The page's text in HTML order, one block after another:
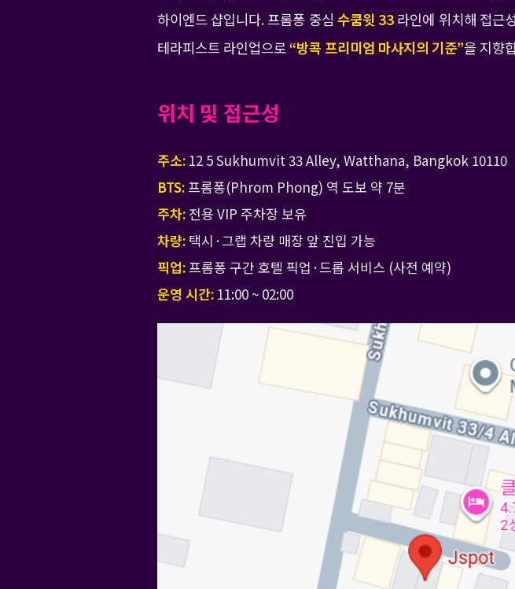
하이엔드 샵입니다. 프롬퐁 중심 수쿰윗 33 라인에 위치해 접근
테라피스트 라인업으로“방콕 프리미엄 마사지의 기준”을 지향
위치 및 접근성
주소: 12 5 Sukhumvit 33 Alley, Watthana, Bangkok 10110
BTS: 프롬퐁(Phrom Phong) 역 도보 약 7분
주차: 전용 VIP 주차장 보유
차량: 택시·그랩 차량 매장 앞 진입 가능
픽업: 프롬퐁 구간 호텔 픽업·드롭 서비스 (사전 예약)
운영 시간: 11:00 ~ 02:00